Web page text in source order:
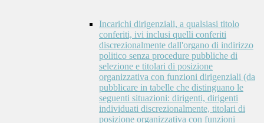
Incarichi dirigenziali, a qualsiasi titolo
conferiti, ivi inclusi quelli conferiti
discrezionalmente dall'organo di indirizzo
politico senza procedure pubbliche di
selezione e titolari di posizione
organizzativa con funzioni dirigenziali (da
pubblicare in tabelle che distinguano le
seguenti situazioni: dirigenti, dirigenti
individuati discrezionalmente, titolari di
posizione organizzativa con funzioni